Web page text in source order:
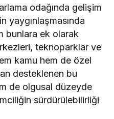
odağında gelişim
yaygınlaşmasında
bunlara ek olarak
teknoparklar ve
kamu hem de özel
desteklenen bu
de olgusal düzeyde
sürdürülebilirliği